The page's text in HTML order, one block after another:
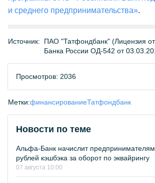
и среднего предпринимательства».
Источник:
ПАО "Татфондбанк" (Лицензия
Банка России ОД-542 от
Просмотров: 2036
Метки:финансированиеТатфондбанк
Новости по теме
Альфа-Банк начислит
рублей кэшбэка за оборот по эквайрингу
07 августа 10:00